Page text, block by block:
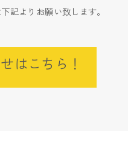
記よりお願い致します。
はこちら！